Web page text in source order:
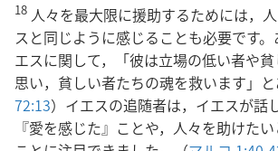
18 人々を最大限に援助するためには，
スと同じように感じることも必要です。
エスに関して，「彼は立場の低い者や
思い，貧しい者たちの魂を救います」
72:13）イエスの追随者は，イエスが話
『愛を感じた』ことや，人々を助けた